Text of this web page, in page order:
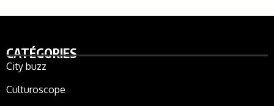
CATÉGORIES
City buzz
Culturoscope